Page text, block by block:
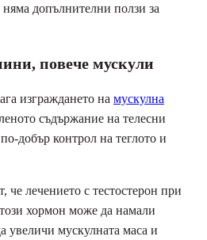
допълнителни ползи за
повече мускули
изграждането на мускулна
съдържание на телесни
добър контрол на теглото и
че лечението с тестостерон при
хормон може да намали
увеличи мускулната маса и